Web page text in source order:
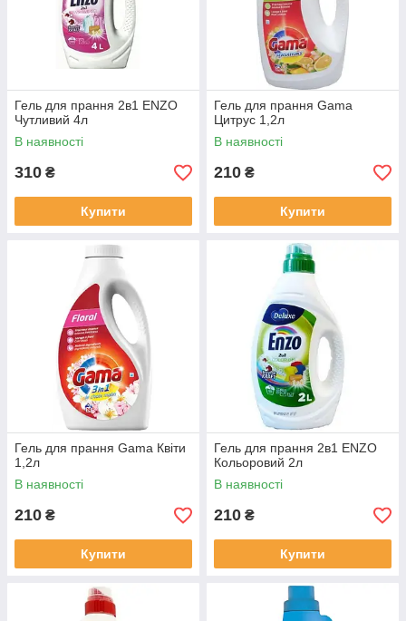
Гель для прання 2в1 ENZO
Чутливий 4л
В наявності
310 ₴
Купити
Гель для прання Gama
Цитрус 1,2л
В наявності
210 ₴
Купити
Гель для прання Gama Квіти
1,2л
В наявності
210 ₴
Купити
Гель для прання 2в1 ENZO
Кольоровий 2л
В наявності
210 ₴
Купити